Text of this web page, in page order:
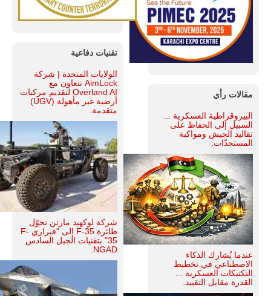
مقالات رأي
البيروقراطية العسكرية ...
السبيل إلى الحفاظ على
تقاليد الجيش ومواكبة
المستجدّات.
عندما يُشارك الذكاء
الاصطناعي في تخطيط
التكتيكات العسكرية ...
القدرة مقابل التقييد.
تقنيات دفاعية
الولايات المتحدة | شركة
AimLock تتعاون مع
Overland AI لتقديم مركبات
أرضية غير مأهولة (UGV)
متقدمة.
شركة لوكهيد مارتن تحوّل
طائرة F-35 إلى "فيراري F-
35" بتقنيات الجيل السادس
NGAD.